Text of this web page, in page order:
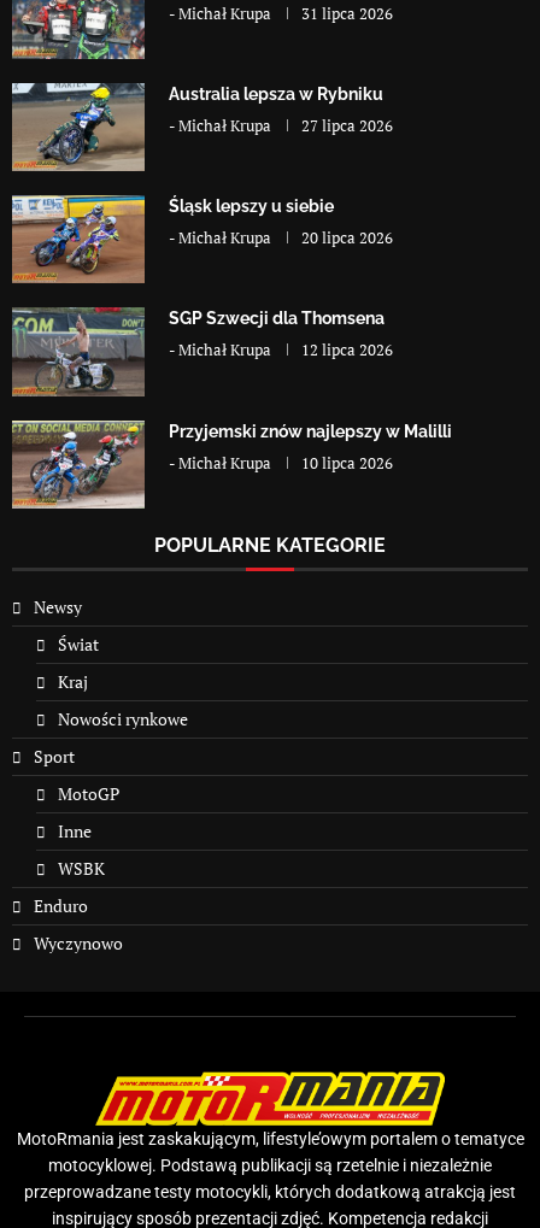
-Michał Krupa 31 lipca 2026
Australia lepsza w Rybniku
-Michał Krupa 27 lipca 2026
Śląsk lepszy u siebie
-Michał Krupa 20 lipca 2026
SGP Szwecji dla Thomsena
-Michał Krupa 12 lipca 2026
Przyjemski znów najlepszy w Malilli
-Michał Krupa 10 lipca 2026
POPULARNE KATEGORIE
Newsy
Świat
Kraj
Nowości rynkowe
Sport
MotoGP
Inne
WSBK
Enduro
Wyczynowo
MotoRmania jest zaskakującym, lifestyle’owym portalem o tematyce
motocyklowej. Podstawą publikacji są rzetelnie i niezależnie
przeprowadzane testy motocykli, których dodatkową atrakcją jest
inspirujący sposób prezentacji zdjęć. Kompetencja redakcji